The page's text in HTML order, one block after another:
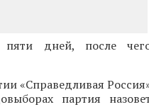
пяти дней, после
«Справедливая
партия